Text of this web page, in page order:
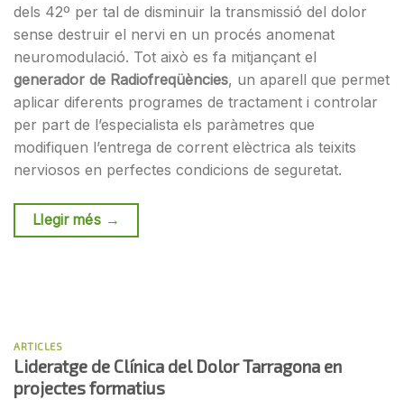
dels 42º per tal de disminuir la transmissió del dolor
sense destruir el nervi en un procés anomenat
neuromodulació. Tot això es fa mitjançant el
generador de Radiofreqüències, un aparell que permet
aplicar diferents programes de tractament i controlar
per part de l’especialista els paràmetres que
modifiquen l’entrega de corrent elèctrica als teixits
nerviosos en perfectes condicions de seguretat.
Llegir més →
ARTICLES
Lideratge de Clínica del Dolor Tarragona en
projectes formatius